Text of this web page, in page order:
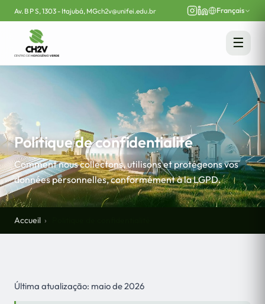
Av. B P S, 1303 - Itajubá, MGch2v@unifei.edu.br Français
☰
Politique de confidentialité
Comment nous collectons, utilisons et protégeons vos
données personnelles, conformément à la LGPD.
Accueil
Última atualização: maio de 2026